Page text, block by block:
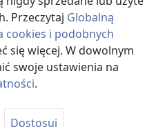
Przeczytaj Globalną
cookies i podobnych
się więcej. W dowolnym
swoje ustawienia na
.
Dostosuj
and Tract Society of Pennsylvania.
PRYWATNOŚCI